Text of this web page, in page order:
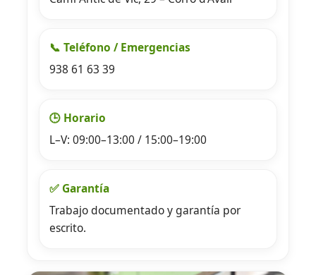
📞 Teléfono / Emergencias
938 61 63 39
🕒 Horario
L–V: 09:00–13:00 / 15:00–19:00
✅ Garantía
Trabajo documentado y garantía por
escrito.